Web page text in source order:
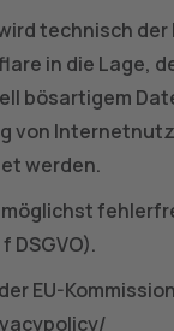
technisch
in die Lage,
bösartigem
von
werden.
DSGVO).
EU-